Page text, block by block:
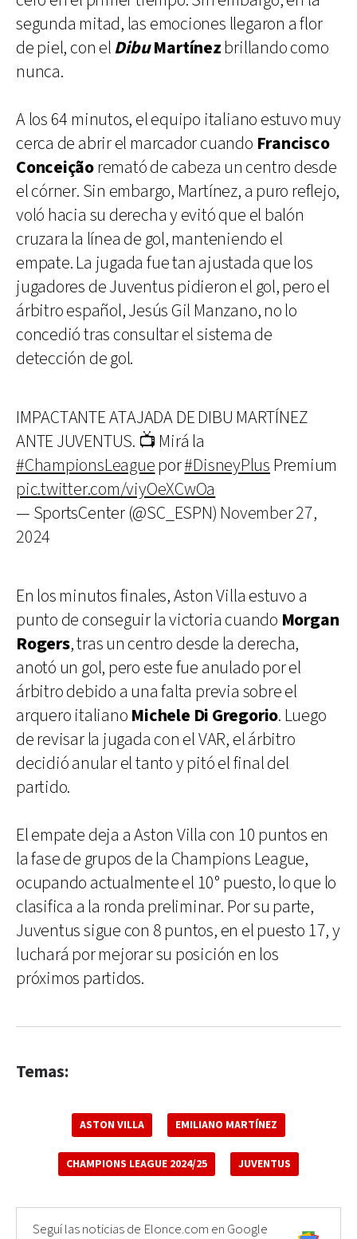
segunda mitad, las emociones llegaron a flor
de piel, con elDibuMartínezbrillando como
nunca.
A los 64 minutos, el equipo italiano estuvo muy
cerca de abrir el marcador cuando Francisco
Conceiçãoremató de cabeza un centro desde
el córner. Sin embargo, Martínez, a puro reflejo,
voló hacia su derecha y evitó que el balón
cruzara la línea de gol, manteniendo el
empate. La jugada fue tan ajustada que los
jugadores de Juventus pidieron el gol, pero el
árbitro español, Jesús Gil Manzano, no lo
concedió tras consultar el sistema de
detección de gol.
IMPACTANTE ATAJADA DE DIBU MARTÍNEZ
ANTE JUVENTUS. 📺 Mirá la
#ChampionsLeaguepor#DisneyPlus Premium
pic.twitter.com/viyOeXCwOa
— SportsCenter (@SC_ESPN) November 27,
2024
En los minutos finales, Aston Villa estuvo a
punto de conseguir la victoria cuando Morgan
Rogers, tras un centro desde la derecha,
anotó un gol, pero este fue anulado por el
árbitro debido a una falta previa sobre el
arquero italiano Michele Di Gregorio. Luego
de revisar la jugada con el VAR, el árbitro
decidió anular el tanto y pitó el final del
partido.
El empate deja a Aston Villa con 10 puntos en
la fase de grupos de la Champions League,
ocupando actualmente el 10° puesto, lo que lo
clasifica a la ronda preliminar. Por su parte,
Juventus sigue con 8 puntos, en el puesto 17, y
luchará por mejorar su posición en los
próximos partidos.
Temas:
ASTON VILLA EMILIANO MARTÍNEZ
CHAMPIONS LEAGUE 2024/25 JUVENTUS
Seguí las noticias de Elonce.com en Google